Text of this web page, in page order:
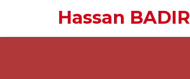
Hassan BADIR